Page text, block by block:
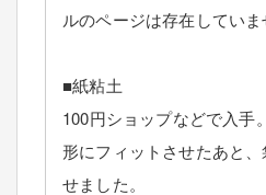
ルのページは存在していま
■紙粘土
100円ショップなどで入手
形にフィットさせたあと
せました。